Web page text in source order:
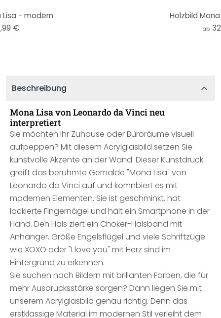
- modern
€
Holzbild
ab
Beschreibung
Mona Lisa von Leonardo da Vinci neu
interpretiert
Sie möchten Ihr Zuhause oder Büroräume visuell
aufpeppen? Mit diesem Acrylglasbild setzen Sie
kunstvolle Akzente an der Wand. Dieser Kunstdruck
greift das berühmte Gemälde "Mona Lisa" von
Leonardo da Vinci auf und komnbiert es mit
modernen Elementen. Sie ist geschminkt, hat
lackierte Fingernägel und hält ein Smartphone in der
Hand. Den Hals ziert ein Choker-Halsband mit
Anhänger. Größe Engelsflügel und viele Schriftzüge
wie XOXO oder "I love you" mit Herz sind im
Hintergrund zu erkennen.
Sie suchen nach Bildern mit brillanten Farben, die für
mehr Ausdrucksstärke sorgen? Dann liegen Sie mit
unserem Acrylglasbild genau richtig. Denn das
erstklassige Material im modernen Stil verleiht dem